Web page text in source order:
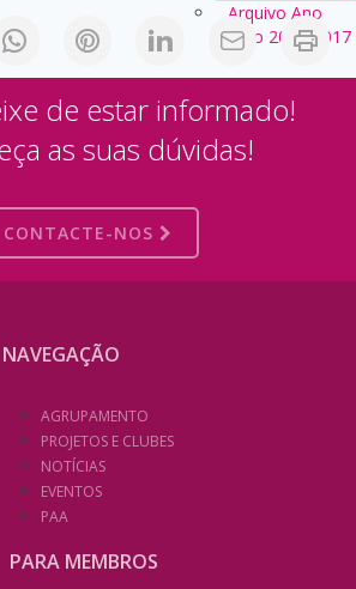
Arquivo Ano
Letivo 2016/2017
de estar informado!
as suas dúvidas!
CONTACTE-NOS
NAVEGAÇÃO
AGRUPAMENTO
PROJETOS E CLUBES
NOTÍCIAS
EVENTOS
PAA
PARA MEMBROS